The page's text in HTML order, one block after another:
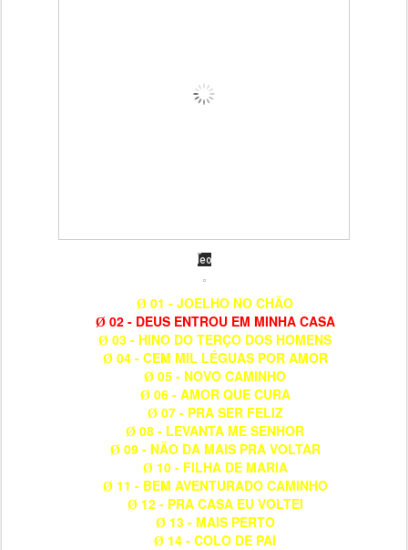
Ø 01 - JOELHO NO CHÃO
Ø 02 - DEUS ENTROU EM MINHA CASA
Ø 03 - HINO DO TERÇO DOS HOMENS
Ø 04 - CEM MIL LÉGUAS POR AMOR
Ø 05 - NOVO CAMINHO
Ø 06 - AMOR QUE CURA
Ø 07 - PRA SER FELIZ
Ø 08 - LEVANTA ME SENHOR
Ø 09 - NÃO DA MAIS PRA VOLTAR
Ø 10 - FILHA DE MARIA
Ø 11 - BEM AVENTURADO CAMINHO
Ø 12 - PRA CASA EU VOLTEI
Ø 13 - MAIS PERTO
Ø 14 - COLO DE PAI